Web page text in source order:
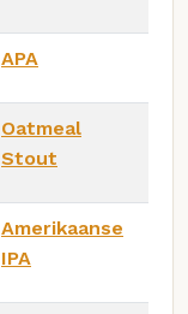
APA
Oatmeal
Stout
Amerikaanse
IPA